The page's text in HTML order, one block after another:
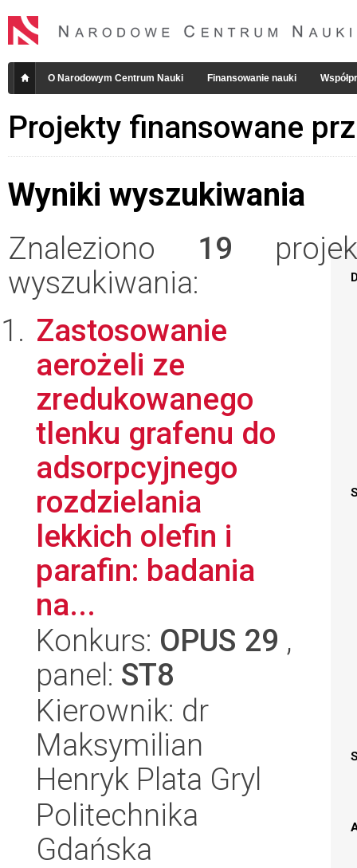
O Narodowym Centrum Nauki Finansowanie nauki
Projekty finansowane
Wyniki wyszukiwania
Znaleziono 19
wyszukiwania:
Zastosowanie
aerożeli ze
zredukowanego
tlenku grafenu do
adsorpcyjnego
rozdzielania
lekkich olefin i
parafin: badania
na...
Konkurs: OPUS 29 ,
panel: ST8
Kierownik: dr
Maksymilian
Henryk Plata Gryl
Politechnika
Gdańska